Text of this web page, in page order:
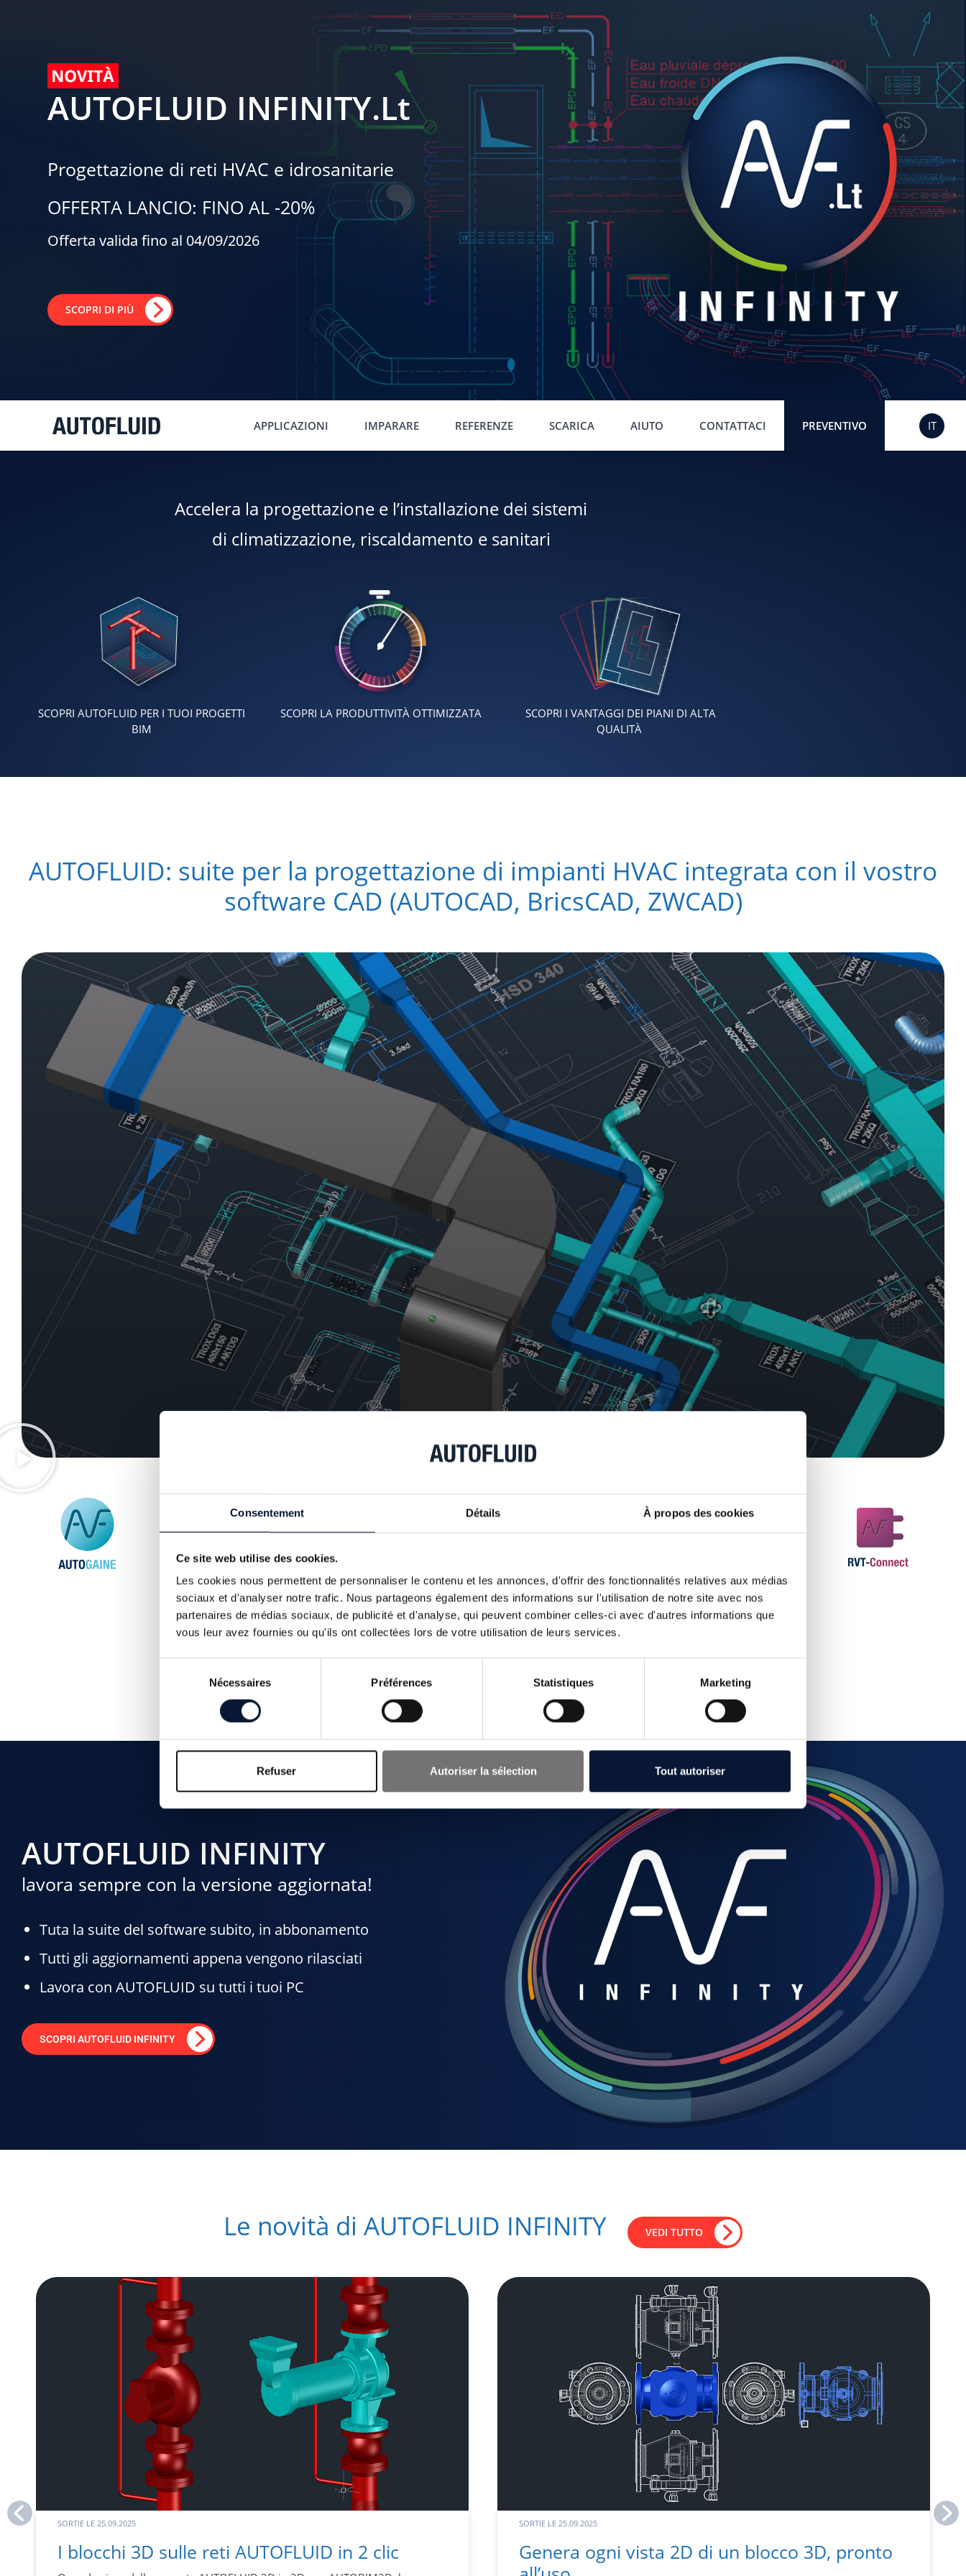
Consentement Détails À propos des cookies
Ce site web utilise des cookies.
Les cookies nous permettent de personnaliser le contenu et les annonces, d'offrir des fonctionnalités relatives aux médias
sociaux et d'analyser notre trafic. Nous partageons également des informations sur l'utilisation de notre site avec nos
partenaires de médias sociaux, de publicité et d'analyse, qui peuvent combiner celles-ci avec d'autres informations que
vous leur avez fournies ou qu'ils ont collectées lors de votre utilisation de leurs services.
consentement
Nécessaires Préférences Statistiques Marketing
Refuser Autoriser la sélection Tout autoriser
AUTOFLUID INFINITY.Lt
Progettazione di reti HVAC e idrosanitarie
OFFERTA LANCIO: FINO AL -20%
Offerta valida fino al 04/09/2026
SCOPRI DI PIÙ
APPLICAZIONI IMPARARE REFERENZE SCARICA AIUTO CONTATTACI PREVENTIVO IT
Accelera la progettazione e l’installazione dei sistemi
di climatizzazione, riscaldamento e sanitari
SCOPRI AUTOFLUID PER I TUOI PROGETTI
BIM
SCOPRI LA PRODUTTIVITÀ OTTIMIZZATA
SCOPRI I VANTAGGI DEI PIANI DI ALTA
QUALITÀ
AUTOFLUID: suite per la progettazione di impianti HVAC integrata con il vostro
software CAD (AUTOCAD, BricsCAD, ZWCAD)
AUTOFLUID INFINITY
lavora sempre con la versione aggiornata!
Tuta la suite del software subito, in abbonamento
Tutti gli aggiornamenti appena vengono rilasciati
Lavora con AUTOFLUID su tutti i tuoi PC
SCOPRI AUTOFLUID INFINITY
Le novità di AUTOFLUID INFINITY VEDI TUTTO
SORTIE LE 25.09.2025
I blocchi 3D sulle reti AUTOFLUID in 2 clic
SORTIE LE 25.09.2025
Genera ogni vista 2D di un blocco 3D, pronto